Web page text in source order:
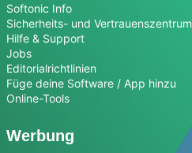
Softonic Info
Sicherheits- und Vertrauenszentrum
Hilfe & Support
Jobs
Editorialrichtlinien
Füge deine Software / App hinzu
Online-Tools
Werbung